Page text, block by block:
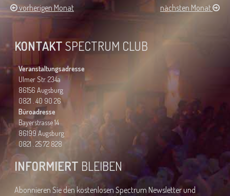
nächsten Monat
vorherigen Monat
KONTAKTSPECTRUM CLUB
Veranstaltungsadresse
Ulmer Str. 234a
86156 Augsburg
0821 . 40 90 26
Büroadresse
Bayerstrasse 14
86199 Augsburg
0821 . 25 72 828
INFORMIERT BLEIBEN
Abonnieren Sie den kostenlosen Spectrum Newsletter und